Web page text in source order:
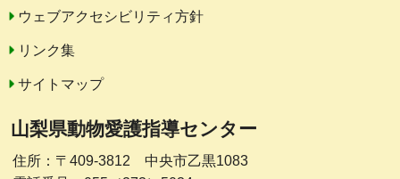
ウェブアクセシビリティ方針
リンク集
サイトマップ
山梨県動物愛護指導センター
住所：〒409-3812 中央市乙黒1083